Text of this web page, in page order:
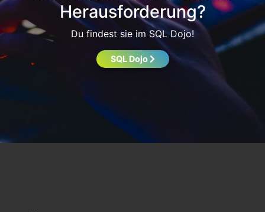
Herausforderung?
Du findest sie im SQL Dojo!
SQL Dojo